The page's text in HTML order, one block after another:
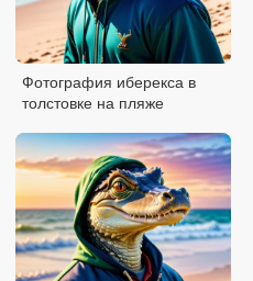
Фотография иберекса в
толстовке на пляже